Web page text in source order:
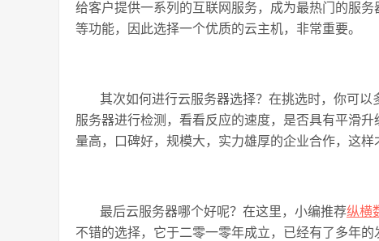
给客户提供一系列的互联网服务，成为最热门的服
等功能，因此选择一个优质的云主机，非常重要。
其次如何‌进行云服务器选择？在挑选时，你可
服务器进行检测，看看反应的速度，是否具有平滑
量高，口碑好，规模大，实力雄厚的企业合作，这
最后云服务器哪个好呢？在这里，小编推荐纵横
不错的选择，它于二零一零年成立，已经有了多年